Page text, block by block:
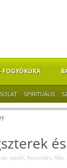
FOGYÓKÚRA
SPIRITUÁLIS
ajánló Aronofsky film